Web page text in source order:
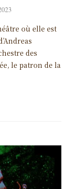
où elle est
des
le patron de la